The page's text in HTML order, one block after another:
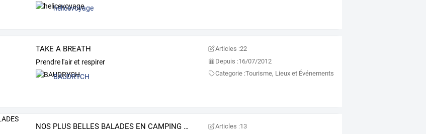
helicevoyage
TAKE A BREATH
Prendre l'air et respirer
BAUDRYCH
Articles :22
Depuis :16/07/2012
Categorie :Tourisme, Lieux et Événements
NOS PLUS BELLES BALADES EN CAMPING CAR Articles :13